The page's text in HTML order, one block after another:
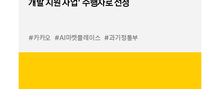
#카카오 #AI마켓플레이스 #과기정통부